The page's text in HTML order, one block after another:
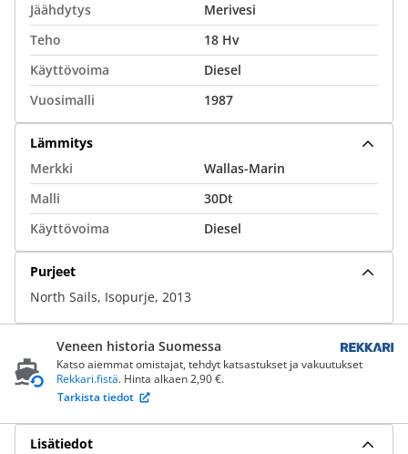
Jäähdytys
Merivesi
Teho
18 Hv
Käyttövoima
Diesel
Vuosimalli
1987
Lämmitys
Merkki
Wallas-Marin
Malli
30Dt
Käyttövoima
Diesel
Purjeet
North Sails, Isopurje, 2013
Veneen historia Suomessa
Katso aiemmat omistajat, tehdyt katsastukset ja vakuutukset
Rekkari.fistä. Hinta alkaen 2,90 €.
Tarkista tiedot
Lisätiedot